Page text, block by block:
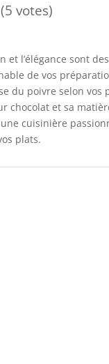
votes)
et l’élégance sont
de vos
du poivre selon
chocolat et sa
cuisinière
plats.